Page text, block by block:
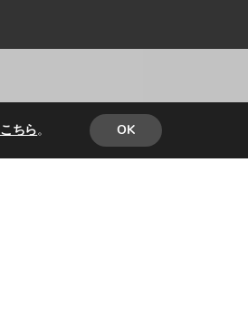
こちら。 OK